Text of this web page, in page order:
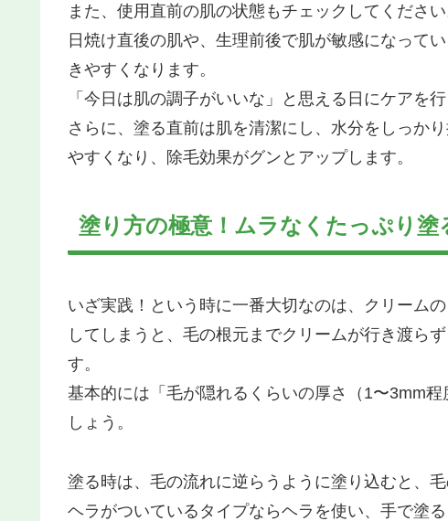
また、使用直前の肌の状態もチェックしてください
日焼け直後の肌や、生理前後で肌が敏感になって
きやすくなります。
「今日は肌の調子がいいな」と思える日にケアを
さらに、塗る直前は肌を清潔にし、水分をしっか
やすくなり、除毛効果がグンとアップします。
塗り方の極意！ムラなくたっぷり塗
いざ実践！という時に一番大切なのは、クリーム
してしまうと、毛の根元までクリームが行き渡ら
す。
基本的には「毛が隠れるくらいの厚さ（1〜3mm
しょう。
塗る時は、毛の流れに逆らうように塗り込むと、
ヘラがついているタイプならヘラを使い、手で塗